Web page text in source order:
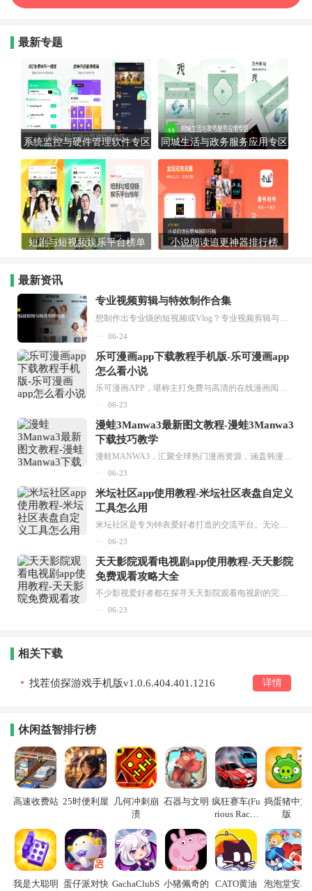
最新专题
系统监控与硬件管理软件专区 同城生活与政务服务应用专区
短剧与短视频娱乐平台榜单 小说阅读追更神器排行榜
最新资讯
专业视频剪辑与特效制作合集
想制作出专业级的短视频或Vlog？专业视频剪辑与特效制作大全专题为你提供了从剪辑、抠像到特效包装的全套解决方案。无论是添加炫酷的片头、进行精准的视频抠图，还是制...
06-24
乐可漫画app下载教程手机版-乐可漫画app
怎么看小说
乐可漫画APP，堪称主打免费与高清的在线漫画阅读神器。其官方版提供海量完整版漫画资源，无论是国内漫画，还是日漫、韩漫、台漫、美漫等国外漫画，应有尽有，随时供你阅读。只需轻点一下，便能直接进入阅读界面。不仅如此，乐可漫画最新版本更新速度极快，在这里，你总能抢先看到全网一手漫画章节内容！...
06-23
漫蛙3Manwa3最新图文教程-漫蛙3Manwa3
下载技巧教学
漫蛙MANWA3，汇聚全球热门漫画资源，涵盖韩漫、欧美漫画、国漫等多种类型，题材丰富多样，全方位满足用户阅读喜好。它不仅是阅读平台，更是创作平台，为广大用户打造零门槛创作环境。...
06-23
米坛社区app使用教程-米坛社区表盘自定义
工具怎么用
米坛社区是专为钟表爱好者打造的交流平台。无论你是初涉钟表领域的普通爱好者，还是拥有多年收藏经验的资深玩家，都能在此找到属于自己的天地。 无需注册，就能轻松参与其中。通过专业的讨论论坛与丰富的交互功能，你可与世界各地的钟表爱好者畅快交流。若你钟情于钟表，米坛社区无疑是值得一试的理想之选。在这里，你能获取最新的手表资讯，交流见解，提升鉴赏品味，让每一块手表都成为收藏故事中重要的一部分。感兴趣的朋友，不要错过下载机会。...
06-23
天天影院观看电视剧app使用教程-天天影院
免费观看攻略大全
不少影视爱好者都在探寻天天影院观看电视剧的完整方法，结合最新平台使用规则，本篇新手入门攻略全面讲解观看渠道、检索流程、播放设置以及画面模式调整等实用内容。全文适配手机、电脑等主流设备，步骤简洁易懂，无论是初次使用的新手，还是想要优化观影体验的用户，都能参照内容快速上手，熟练掌握平台各项操作技巧，轻松畅享影视内容。...
06-23
相关下载
找茬侦探游戏手机版v1.0.6.404.401.1216 详情
休闲益智排行榜
高速收费站 25时便利屋
几何冲刺崩
溃
石器与文明 疯狂赛车(Fu
rious Racin
捣蛋猪中文
版
我是大聪明 蛋仔派对快 GachaClubS 小猪佩奇的
CATO黄油
泡泡堂安卓